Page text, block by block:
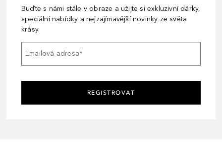
Buďte s námi stále v obraze a užijte si exkluzivní dárky,
speciální nabídky a nejzajímavější novinky ze světa
krásy.
Emailová adresa*
REGISTROVAT